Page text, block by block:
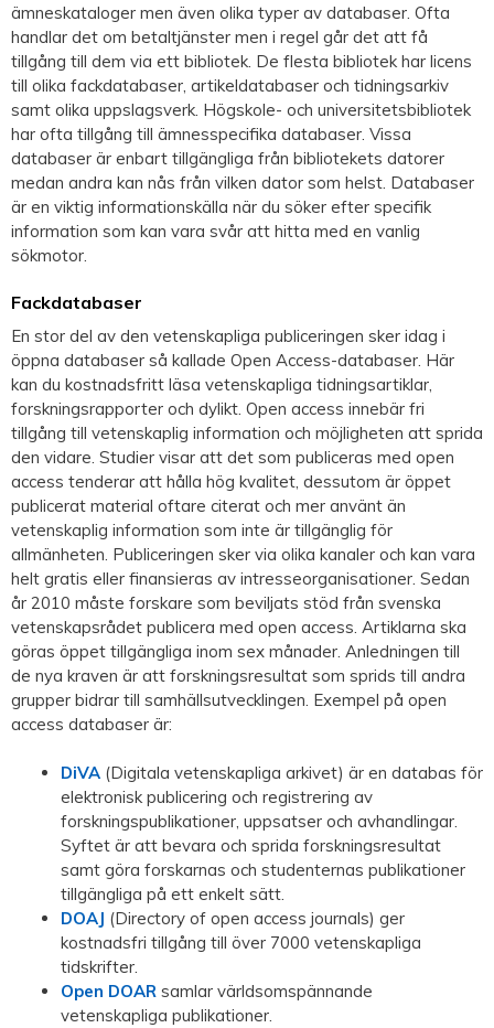
ämneskataloger men även olika typer av databaser. Ofta
handlar det om betaltjänster men i regel går det att få
tillgång till dem via ett bibliotek. De flesta bibliotek har licens
till olika fackdatabaser, artikeldatabaser och tidningsarkiv
samt olika uppslagsverk. Högskole- och universitetsbibliotek
har ofta tillgång till ämnesspecifika databaser. Vissa
databaser är enbart tillgängliga från bibliotekets datorer
medan andra kan nås från vilken dator som helst. Databaser
är en viktig informationskälla när du söker efter specifik
information som kan vara svår att hitta med en vanlig
sökmotor.
Fackdatabaser
En stor del av den vetenskapliga publiceringen sker idag i
öppna databaser så kallade Open Access-databaser. Här
kan du kostnadsfritt läsa vetenskapliga tidningsartiklar,
forskningsrapporter och dylikt. Open access innebär fri
tillgång till vetenskaplig information och möjligheten att sprida
den vidare. Studier visar att det som publiceras med open
access tenderar att hålla hög kvalitet, dessutom är öppet
publicerat material oftare citerat och mer använt än
vetenskaplig information som inte är tillgänglig för
allmänheten. Publiceringen sker via olika kanaler och kan vara
helt gratis eller finansieras av intresseorganisationer. Sedan
år 2010 måste forskare som beviljats stöd från svenska
vetenskapsrådet publicera med open access. Artiklarna ska
göras öppet tillgängliga inom sex månader. Anledningen till
de nya kraven är att forskningsresultat som sprids till andra
grupper bidrar till samhällsutvecklingen. Exempel på open
access databaser är:
DiVA (Digitala vetenskapliga arkivet) är en databas för
elektronisk publicering och registrering av
forskningspublikationer, uppsatser och avhandlingar.
Syftet är att bevara och sprida forskningsresultat
samt göra forskarnas och studenternas publikationer
tillgängliga på ett enkelt sätt.
DOAJ (Directory of open access journals) ger
kostnadsfri tillgång till över 7000 vetenskapliga
tidskrifter.
Open DOAR samlar världsomspännande
vetenskapliga publikationer.